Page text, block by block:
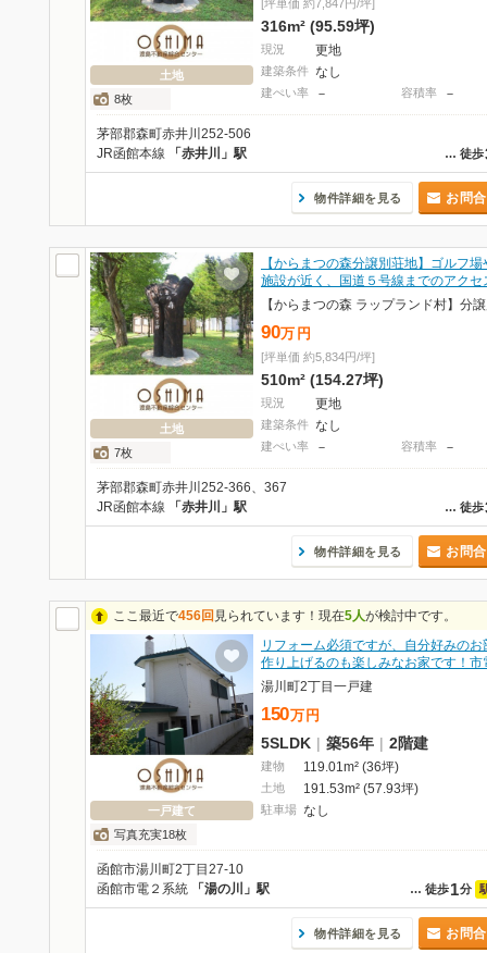
土地
8枚
[坪単価 約7,847円/坪]
316m² (95.59坪)
現況 更地
建築条件 なし
建ぺい率 － 容積率 －
茅部郡森町赤井川252-506
… 徒歩
JR函館本線 「赤井川」駅
物件詳細を見る お問
土地
7枚
【からまつの森分譲別荘地】ゴルフ場
施設が近く、国道５号線までのアク
90万 円
[坪単価 約5,834円/坪]
510m² (154.27坪)
現況 更地
建築条件 なし
建ぺい率 － 容積率 －
茅部郡森町赤井川252-366、367
… 徒歩
JR函館本線 「赤井川」駅
物件詳細を見る お問
ここ最近で456回 見られています！現在5人が検討中です。
一戸建て
写真充実18枚
リフォーム必須ですが、自分好みのお
作り上げるのも楽しみなお家です！
湯川町2丁目一戸建
150万 円
5SLDK | 築56年 | 2階建
建物 119.01m² (36坪)
土地 191.53m² (57.93坪)
駐車場 なし
函館市湯川町2丁目27-10
… 徒歩1分
函館市電２系統 「湯の川」駅
物件詳細を見る お問